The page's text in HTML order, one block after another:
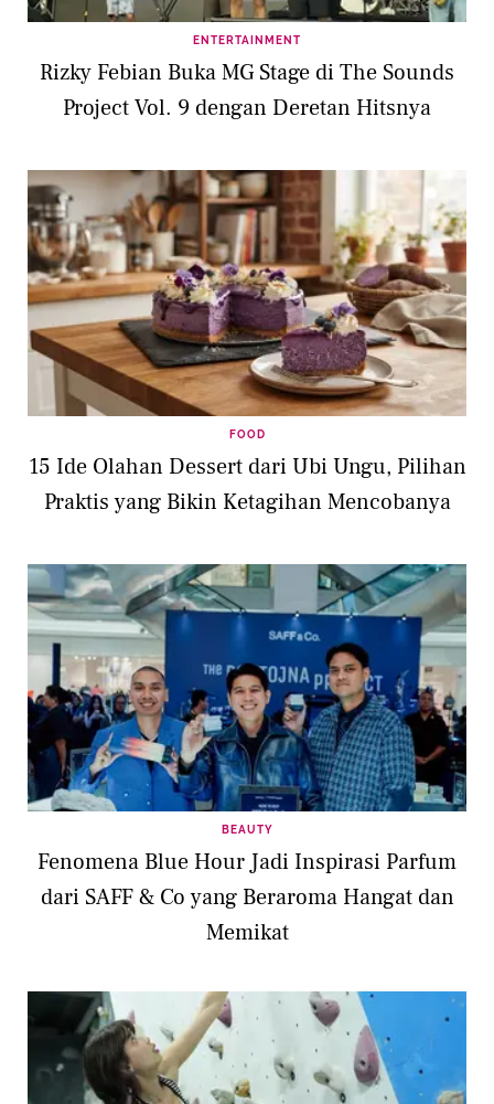
ENTERTAINMENT
Rizky Febian Buka MG Stage di The Sounds
Project Vol. 9 dengan Deretan Hitsnya
FOOD
15 Ide Olahan Dessert dari Ubi Ungu, Pilihan
Praktis yang Bikin Ketagihan Mencobanya
BEAUTY
Fenomena Blue Hour Jadi Inspirasi Parfum
dari SAFF & Co yang Beraroma Hangat dan
Memikat